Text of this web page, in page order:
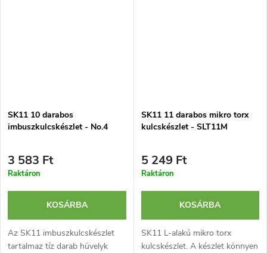
SK11 10 darabos
imbuszkulcskészlet - No.4
3 583 Ft
Raktáron
KOSÁRBA
Az SK11 imbuszkulcskészlet
tartalmaz tíz darab hüvelyk
SK11 11 darabos mikro torx
kulcskészlet - SLT11M
5 249 Ft
Raktáron
KOSÁRBA
SK11 L-alakú mikro torx
kulcskészlet. A készlet könnyen